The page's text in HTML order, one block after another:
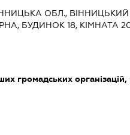
ОБЛ.,
БУДИНОК 18, КІМНАТА
громадських організацій,